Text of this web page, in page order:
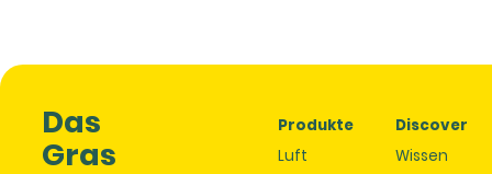
Das
Gras
Produkte
Luft
Discover
Wissen